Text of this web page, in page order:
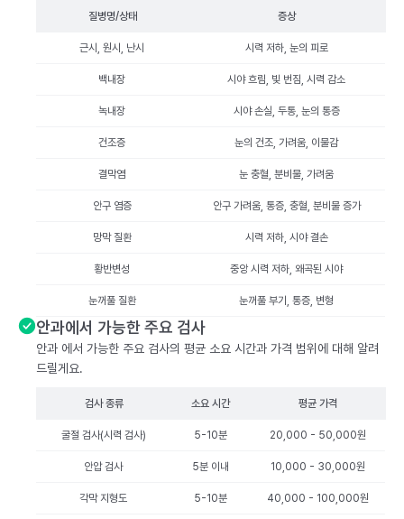
질병명/상태 증상
근시, 원시, 난시 시력 저하, 눈의 피로
백내장 시야 흐림, 빛 번짐, 시력 감소
녹내장 시야 손실, 두통, 눈의 통증
건조증 눈의 건조, 가려움, 이물감
결막염 눈 충혈, 분비물, 가려움
안구 염증 안구 가려움, 통증, 충혈, 분비물 증가
망막 질환 시력 저하, 시야 결손
황반변성 중앙 시력 저하, 왜곡된 시야
눈꺼풀 질환 눈꺼풀 부기, 통증, 변형
안과에서 가능한 주요 검사
안과 에서 가능한 주요 검사의 평균 소요 시간과 가격 범위에 대해 알려
드릴게요.
검사 종류 소요 시간 평균 가격
굴절 검사(시력 검사) 5-10분 20,000 - 50,000원
안압 검사 5분 이내 10,000 - 30,000원
각막 지형도 5-10분 40,000 - 100,000원